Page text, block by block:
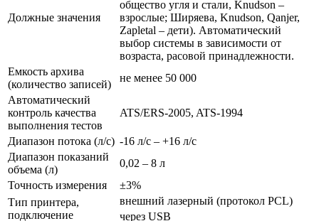
Должные значения
общество угля и стали, Knudson –
взрослые; Ширяева, Knudson, Qanjer,
Zapletal – дети). Автоматический
выбор системы в зависимости от
возраста, расовой принадлежности.
Емкость архива
(количество записей)
не менее 50 000
Автоматический
контроль качества
выполнения тестов
ATS/ERS-2005, ATS-1994
Диапазон потока (л/с) -16 л/с – +16 л/с
Диапазон показаний
объема (л)
0,02 – 8 л
Точность измерения
±3%
Тип принтера,
подключение
внешний лазерный (протокол PCL)
через USB